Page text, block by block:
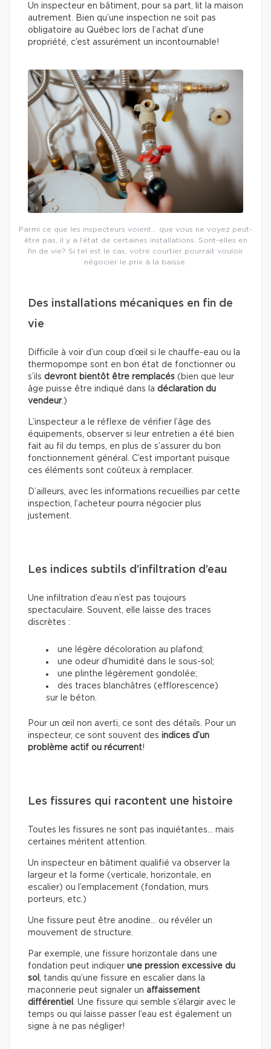
Un inspecteur en bâtiment, pour sa part, lit la maison
autrement. Bien qu’une inspection ne soit pas
obligatoire au Québec lors de l’achat d’une
propriété, c’est assurément un incontournable!
Parmi ce que les inspecteurs voient… que vous ne voyez peut-
être pas, il y a l’état de certaines installations. Sont-elles en
fin de vie? Si tel est le cas, votre courtier pourrait vouloir
négocier le prix à la baisse.
Des installations mécaniques en fin de
vie
Difficile à voir d’un coup d’œil si le chauffe-eau ou la
thermopompe sont en bon état de fonctionner ou
s’ils devront bientôt être remplacés (bien que leur
âge puisse être indiqué dans la déclaration du
vendeur.)
L’inspecteur a le réflexe de vérifier l’âge des
équipements, observer si leur entretien a été bien
fait au fil du temps, en plus de s’assurer du bon
fonctionnement général. C’est important puisque
ces éléments sont coûteux à remplacer.
D’ailleurs, avec les informations recueillies par cette
inspection, l’acheteur pourra négocier plus
justement.
Les indices subtils d’infiltration d’eau
Une infiltration d’eau n’est pas toujours
spectaculaire. Souvent, elle laisse des traces
discrètes :
une légère décoloration au plafond;
une odeur d’humidité dans le sous-sol;
une plinthe légèrement gondolée;
des traces blanchâtres (efflorescence)
sur le béton.
Pour un œil non averti, ce sont des détails. Pour un
inspecteur, ce sont souvent des indices d’un
problème actif ou récurrent!
Les fissures qui racontent une histoire
Toutes les fissures ne sont pas inquiétantes… mais
certaines méritent attention.
Un inspecteur en bâtiment qualifié va observer la
largeur et la forme (verticale, horizontale, en
escalier) ou l’emplacement (fondation, murs
porteurs, etc.)
Une fissure peut être anodine… ou révéler un
mouvement de structure.
Par exemple, une fissure horizontale dans une
fondation peut indiquer une pression excessive du
sol , tandis qu’une fissure en escalier dans la
maçonnerie peut signaler un affaissement
différentiel . Une fissure qui semble s’élargir avec le
temps ou qui laisse passer l’eau est également un
signe à ne pas négliger!